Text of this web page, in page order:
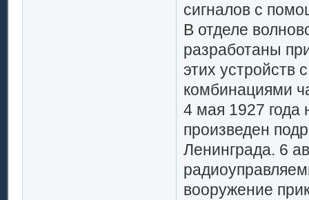
сигналов с
В отделе
разработаны
этих
комбинациями
4 мая 1927 года
произведен
Ленинграда. 6
вооружение